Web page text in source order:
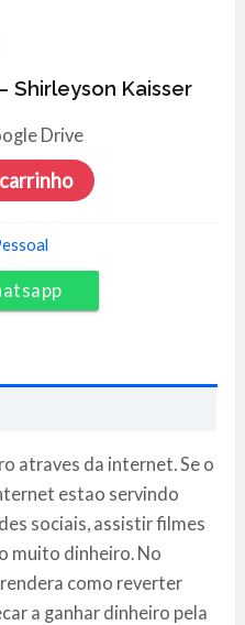
Shirleyson Kaisser
Drive
atraves da internet. Se o
estao servindo
sociais, assistir filmes
muito dinheiro. No
como reverter
a ganhar dinheiro pela